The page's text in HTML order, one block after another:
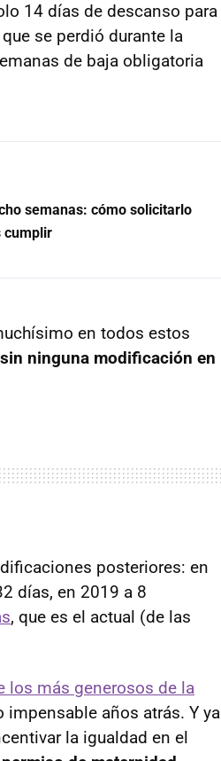
14 días de descanso para
se perdió durante la
de baja obligatoria
semanas: cómo solicitarlo
cumplir
en todos estos
sin ninguna modificación en
posteriores: en
días, en 2019 a 8
, que es el actual (de las
los más generosos de la
impensable años atrás. Y ya
la igualdad en el